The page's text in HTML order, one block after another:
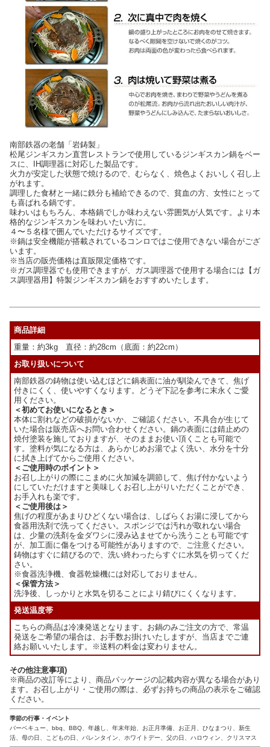
南部鉄器の老舗「岩鋳製」
松尾ジンギスカン直営レストランで使用しているジンギスカン鍋をベー
スに、IH調理器に対応した製品です。
火力が安定した状態で焼けるので、むらなく、焼色よくおいしく召し上
がれます。
調理した食材と一緒に鉄分も補給できるので、貧血の方、女性にとって
も喜ばれる鍋です。
味わいはもちろん、本格鍋でしか味わえない雰囲気が人気です。より本
格的なジンギスカンを味わいたい方に。
４〜５名様で囲んでいただけるサイズです。
※鍋は安全機能が搭載されているコンロではご使用できない場合がござ
います。
※当店の販売価格は直販限定価格です。
※ガス調理器でも使用できますが、ガス調理器で使用する場合には【ガ
ス調理器用】特製ジンギスカン鍋をおすすめいたします。
商品詳細
重量：約3kg 直径：約28cm（底面：約22cm）
お取り扱いについて
南部鉄器の鋳物は使い込むほどに鍋表面に油が馴染んできて、焦げ
付きにくく、使いやすくなります。どうぞ下記を参考に末永くご愛
用ください。
＜初めてお使いになるとき＞
本体に割れなどの破損がないか、ご確認ください。不具合が生じて
いた場合は販売店へお問い合わせください。鍋の表面には錆止めの
焼付塗装を施しておりますが、そのままお使い頂くことも可能で
す。塗料が気になる方は、あらかじめお湯でよく洗い、水分を十分
に拭き上げてからご使用ください。
＜ご使用時のポイント＞
お召し上がりの際にこまめに火加減を調節して、焦げ付かないよう
にしていただけますと美味しくお召し上がりいただくことができ、
お手入れも楽です。
＜ご使用後は＞
焦げの程度があまりひどくない場合は、しばらくお湯に浸してから
食器用洗剤で洗ってください。スポンジでは汚れが取れない場合
は、少量の洗剤を金ダワシに浸み込ませてから洗うことも可能です
が、加工面に傷をつける可能性がありますので、ご注意ください。
鋳物はすぐに錆びるので、洗い終わったらすぐに水気を切ってくだ
さい。
※食器洗浄機、食器乾燥機には対応しておりません。
＜保管方法＞
洗浄後、しっかりと水気を切ることにより錆びにくくなります。
発送温度帯
こちらの商品は冷凍発送となります。お鍋のみご注文の方で、常温
発送をご希望の場合は、お手数お掛けいたしますが、当店までご連
絡お願いいたします。※送料の料金は変わりません。
その他注意事項)
※商品の改訂等により、商品パッケージの記載内容が異なる場合があり
ます。お召し上がり・ご使用の際は、必ずお持ちの商品の表示をご確認
ください。
季節の行事・イベント
バーベキュー、bbq、BBQ、年越し、年末年始、お正月準備、お正月、ひなまつり、新生
活、母の日、こどもの日、バレンタイン、ホワイトデー、父の日、ハロウィン、クリスマス